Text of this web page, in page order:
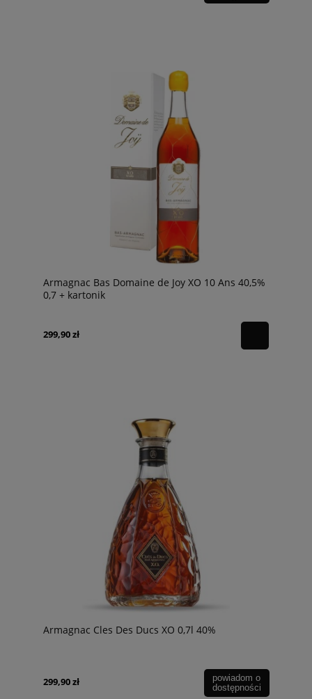
Armagnac Bas Domaine de Joy XO 10 Ans 40,5%
0,7 + kartonik
299,90 zł
Armagnac Cles Des Ducs XO 0,7l 40%
299,90 zł
powiadom o
dostępności